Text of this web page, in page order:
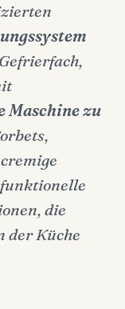
Maschine zu
die
der Küche